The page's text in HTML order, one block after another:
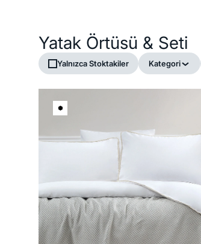
Yatak Örtüsü & Seti
Yalnızca Stoktakiler Kategori